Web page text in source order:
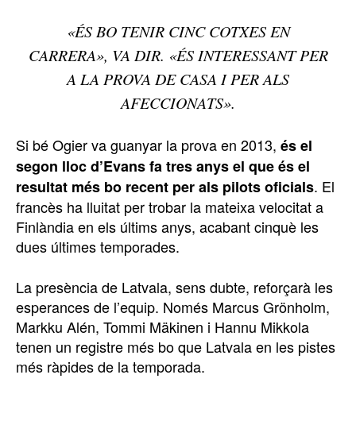
«ÉS BO TENIR CINC COTXES EN
CARRERA», VA DIR. «ÉS INTERESSANT PER
A LA PROVA DE CASA I PER ALS
AFECCIONATS».
Si bé Ogier va guanyar la prova en 2013, és el
segon lloc d’Evans fa tres anys el que és el
resultat més bo recent per als pilots oficials. El
francès ha lluitat per trobar la mateixa velocitat a
Finlàndia en els últims anys, acabant cinquè les
dues últimes temporades.
La presència de Latvala, sens dubte, reforçarà les
esperances de l’equip. Només Marcus Grönholm,
Markku Alén, Tommi Mäkinen i Hannu Mikkola
tenen un registre més bo que Latvala en les pistes
més ràpides de la temporada.